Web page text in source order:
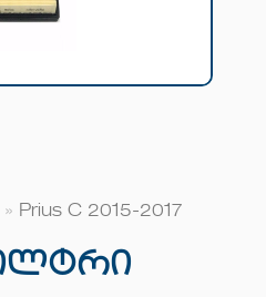
» Prius C 2015-2017